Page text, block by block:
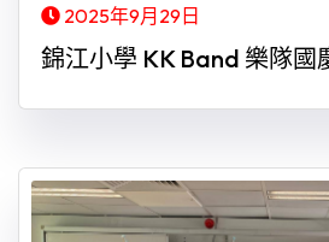
2025年9月29日
錦江小學 KK Band 樂隊國